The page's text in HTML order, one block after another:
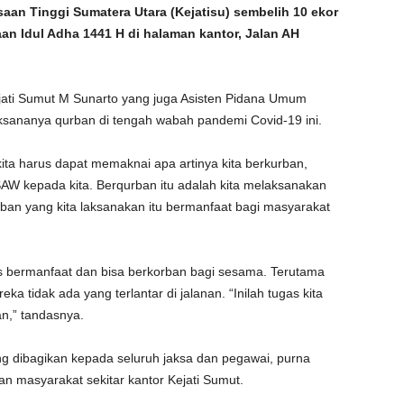
Tinggi Sumatera Utara (Kejatisu) sembelih 10 ekor
Idul Adha 1441 H di halaman kantor, Jalan AH
Sumut M Sunarto yang juga Asisten Pidana Umum
qurban di tengah wabah pandemi Covid-19 ini.
harus dapat memaknai apa artinya kita berkurban,
kepada kita. Berqurban itu adalah kita melaksanakan
yang kita laksanakan itu bermanfaat bagi masyarakat
dan bisa berkorban bagi sesama. Terutama
tidak ada yang terlantar di jalanan. “Inilah tugas kita
tandasnya.
dibagikan kepada seluruh jaksa dan pegawai, purna
masyarakat sekitar kantor Kejati Sumut.